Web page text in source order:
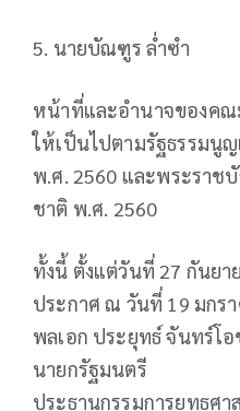
5. นายบัณฑูร ล่ำซำ
หน้าที่และอำนาจของคณ
ให้เป็นไปตามรัฐธรรมนู
พ.ศ. 2560 และพระราช
ชาติ พ.ศ. 2560
ทั้งนี้ ตั้งแต่วันที่ 27 กันย
ประกาศ ณ วันที่ 19 มกร
พลเอก ประยุทธ์ จันทร์โอ
นายกรัฐมนตรี
ประธานกรรมการยุทธศา